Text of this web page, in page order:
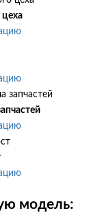
цеха
модель: